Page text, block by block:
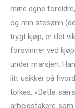
mine egne
og min stesønn
trygt kjøp, er det
forsvinner ved
under marsjen.
litt usikker på
tolkes: «Dette
arbeidstakere